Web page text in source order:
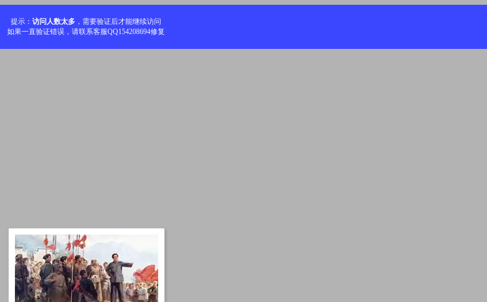
提示： 访问人数太多 ，需要验证后才能继续访问
如果一直验证错误，请联系客服QQ154208694修复
加载中